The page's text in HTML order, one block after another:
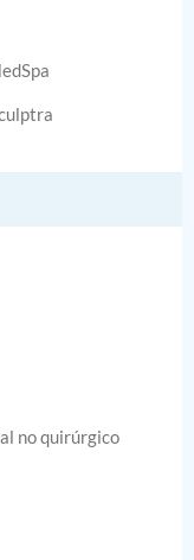
no quirúrgico